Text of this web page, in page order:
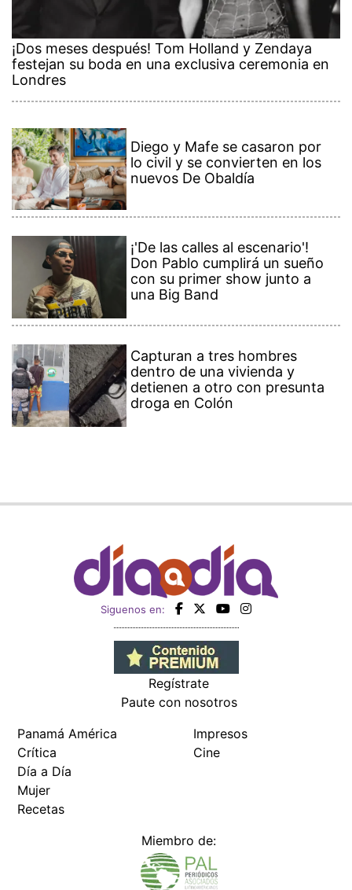
¡Dos meses después! Tom Holland y Zendaya
festejan su boda en una exclusiva ceremonia en
Londres
Diego y Mafe se casaron por
lo civil y se convierten en los
nuevos De Obaldía
¡'De las calles al escenario'!
Don Pablo cumplirá un sueño
con su primer show junto a
una Big Band
Capturan a tres hombres
dentro de una vivienda y
detienen a otro con presunta
droga en Colón
Siguenos en:
Regístrate
Paute con nosotros
Panamá América
Crítica
Día a Día
Mujer
Recetas
Impresos
Cine
Miembro de: